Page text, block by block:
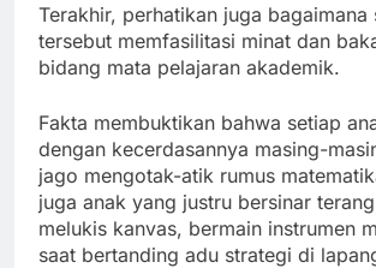
Terakhir, perhatikan juga bagaimana
tersebut memfasilitasi minat dan
bidang mata pelajaran akademik.
Fakta membuktikan bahwa setiap
dengan kecerdasannya masing-
jago mengotak-atik rumus
juga anak yang justru bersinar
melukis kanvas, bermain instrumen
saat bertanding adu strategi di